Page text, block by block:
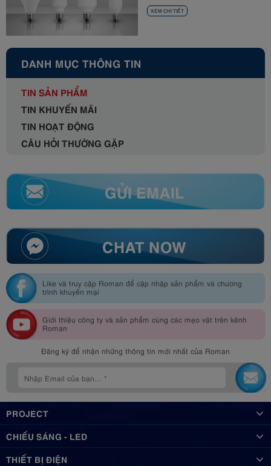
XEM CHI TIẾT
DANH MỤC THÔNG TIN
TIN SẢN PHẨM
TIN KHUYẾN MÃI
TIN HOẠT ĐỘNG
CÂU HỎI THƯỜNG GẶP
GỬI EMAIL
CHAT NOW
Like và truy cập Roman để cập nhập sản phẩm và chương
trình khuyến mại
Giới thiệu công ty và sản phẩm cùng các mẹo vặt trên kênh
Roman
Đăng ký để nhận những thông tin mới nhất của Roman
PROJECT
CHIẾU SÁNG - LED
THIẾT BỊ ĐIỆN